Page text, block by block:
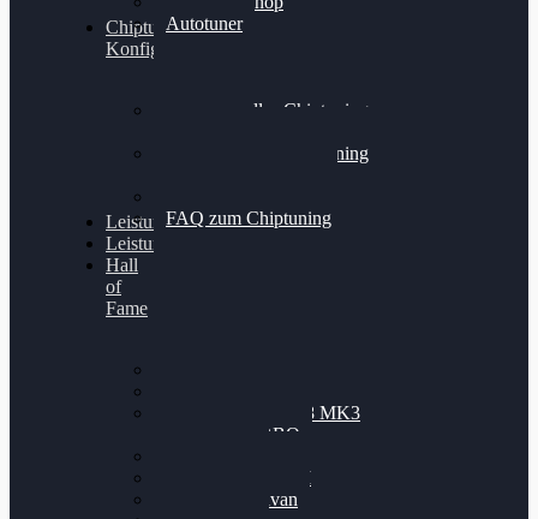
Autotuner
Chiptuning
Konfigurator
Professionelles Chiptuning
Professionelles Chiptuning
FAQ zum Chiptuning
Leistungsmessung
Leistungsprüfstand
Hall
of
Fame
Nissan GT-R35 3.8 MK3
V6 TWINTURBO
VW Passat 2.0TDI
VW T6 Multivan